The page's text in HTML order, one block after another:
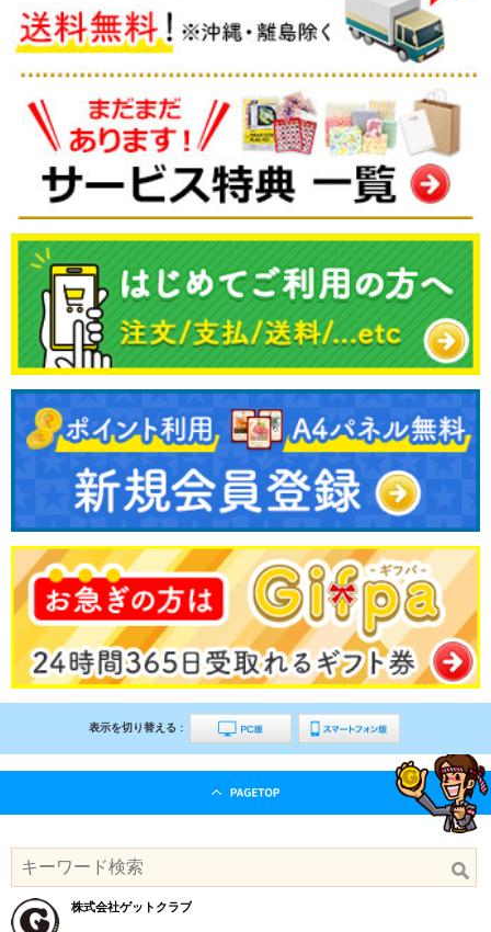
表示を切り替える :
株式会社ゲットクラブ